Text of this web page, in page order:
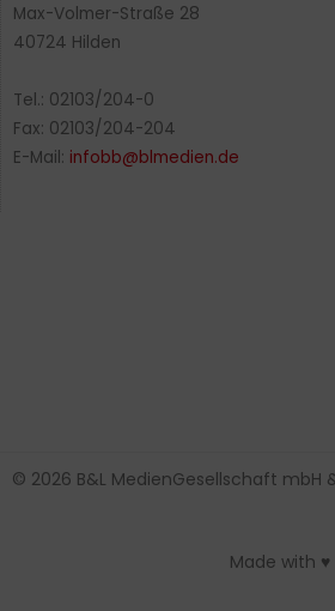
Max-Volmer-Straße 28
40724 Hilden
Tel.: 02103/204-0
Fax: 02103/204-204
E-Mail: infobb@blmedien.de
© 2026 B&L MedienGesellschaft mbH
Made with ♥